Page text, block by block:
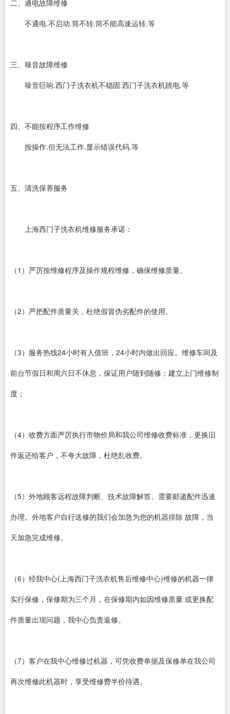
二、通电故障维修
不通电.不启动.筒不转.筒不能高速运转.等
三、噪音故障维修
噪音巨响.西门子洗衣机不稳固.西门子洗衣机跳电.等
四、不能按程序工作维修
按操作.但无法工作.显示错误代码.等
五、清洗保养服务
上海西门子洗衣机维修服务承诺：
（1）严厉按维修程序及操作规程维修，确保维修质量。
（2）严把配件质量关，杜绝假冒伪劣配件的使用。
（3）服务热线24小时有人值班，24小时内做出回应。维修车间及
前台节假日和周六日不休息，保证用户随到随修；建立上门维修制
度；
（4）收费方面严厉执行市物价局和我公司维修收费标准，更换旧
件返还给客户，不夸大故障，杜绝乱收费。
（5）外地顾客远程故障判断、技术故障解答、需要邮递配件迅速
办理。外地客户自行送修的我们会加急为您的机器排除 故障，当
天加急完成维修。
（6）经我中心(上海西门子洗衣机售后维修中心)维修的机器一律
实行保修，保修期为三个月，在保修期内如因维修质量 或更换配
件质量出现问题，我中心负责返修。
（7）客户在我中心维修过机器，可凭收费单据及保修单在我公司
再次维修此机器时，享受维修费半价待遇。